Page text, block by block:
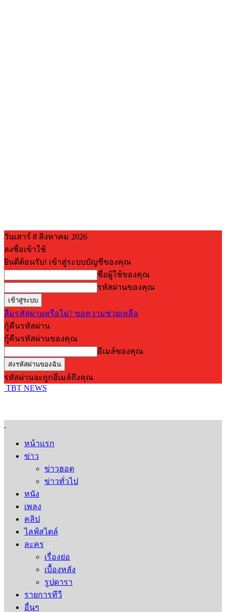
วันเสาร์ 8 สิงหาคม 2026
ลงชื่อเข้าใช้
ยินดีต้อนรับ! เข้าสู่ระบบบัญชีของคุณ
ชื่อผู้ใช้ของคุณ
รหัสผ่านของคุณ
ลืมรหัสผ่านหรือไม่? ขอความช่วยเหลือ
กู้คืนรหัสผ่าน
กู้คืนรหัสผ่านของคุณ
อีเมล์ของคุณ
รหัสผ่านจะถูกอีเมล์ถึงคุณ
TBT NEWS
หน้าแรก
ข่าว
ข่าวฮอต
ข่าวทั่วไป
หนัง
เพลง
คลิป
ไลฟ์สไตล์
ละคร
เรื่องย่อ
เบื้องหลัง
รูปดารา
รายการทีวี
อื่นๆ